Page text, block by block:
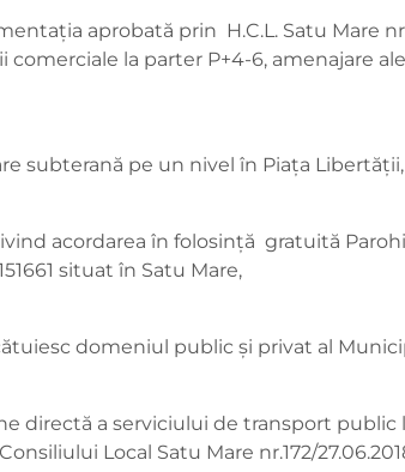
aprobată prin H.C.L. Satu Mare
la parter P+4-6, amenajare
subterană pe un nivel în Piața
acordarea în folosință gratuită
situat în Satu Mare,
domeniul public și privat al
directă a serviciului de transport public
Local Satu Mare nr.172/